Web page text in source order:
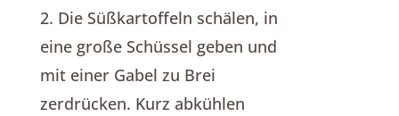
2. Die Süßkartoffeln schälen, in
eine große Schüssel geben und
mit einer Gabel zu Brei
zerdrücken. Kurz abkühlen